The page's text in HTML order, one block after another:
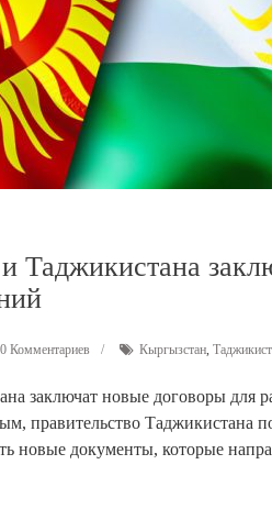
Таджикистана
0 Комментариев Кыргызстан,
заключат новые договоры для
правительство Таджикистана
новые документы, которые